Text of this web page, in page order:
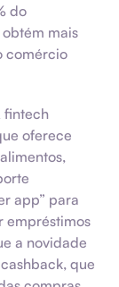
do
obtém mais
comércio
fintech
oferece
app” para
empréstimos
a novidade
que